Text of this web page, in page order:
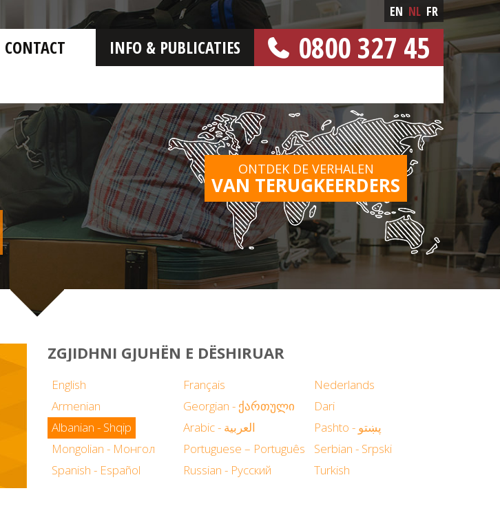
0800 327 45
CONTACT
INFO & PUBLICATIES
EN NL FR
ONTDEK DE VERHALEN
VAN TERUGKEERDERS
ZGJIDHNI GJUHËN E DËSHIRUAR
English Français
Nederlands
Armenian
Georgian - ქართული
Dari
Albanian - Shqip
Arabic - العربية
Pashto - پښتو
Mongolian - Монгол
Portuguese – Português
Serbian - Srpski
Spanish - Español
Russian - Русский Turkish